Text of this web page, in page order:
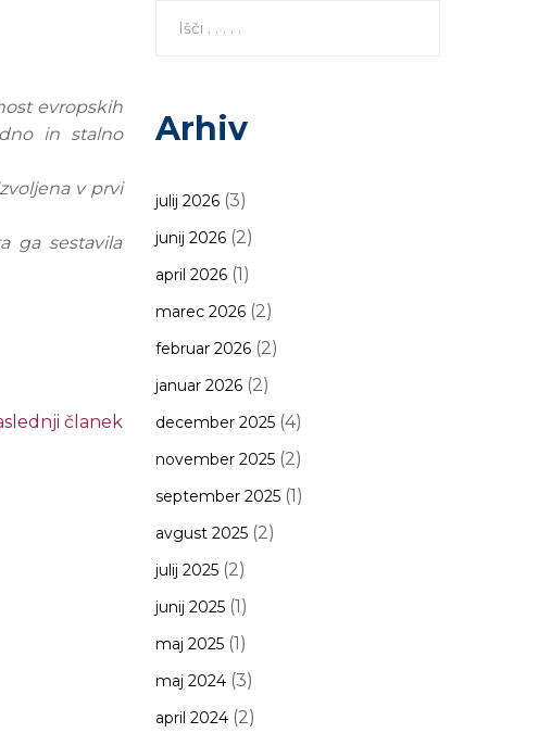
evropskih
in stalno
v prvi
ga sestavila
članek
Arhiv
julij 2026(3)
junij 2026(2)
april 2026(1)
marec 2026(2)
februar 2026(2)
januar 2026(2)
december 2025(4)
november 2025(2)
september 2025(1)
avgust 2025(2)
julij 2025(2)
junij 2025(1)
maj 2025(1)
maj 2024(3)
april 2024(2)